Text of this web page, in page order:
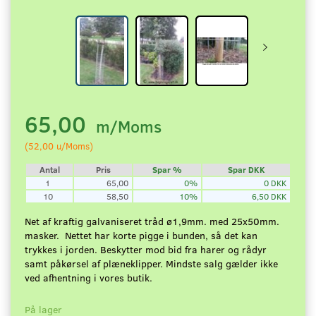
65,00 m/Moms
(52,00 u/Moms)
Antal Pris Spar %
Spar DKK
1
65,00 0%
0 DKK
10
58,50 10% 6,50 DKK
Net af kraftig galvaniseret tråd ø1,9mm. med 25x50mm.
masker. Nettet har korte pigge i bunden, så det kan
trykkes i jorden. Beskytter mod bid fra harer og rådyr
samt påkørsel af plæneklipper. Mindste salg gælder ikke
ved afhentning i vores butik.
På lager